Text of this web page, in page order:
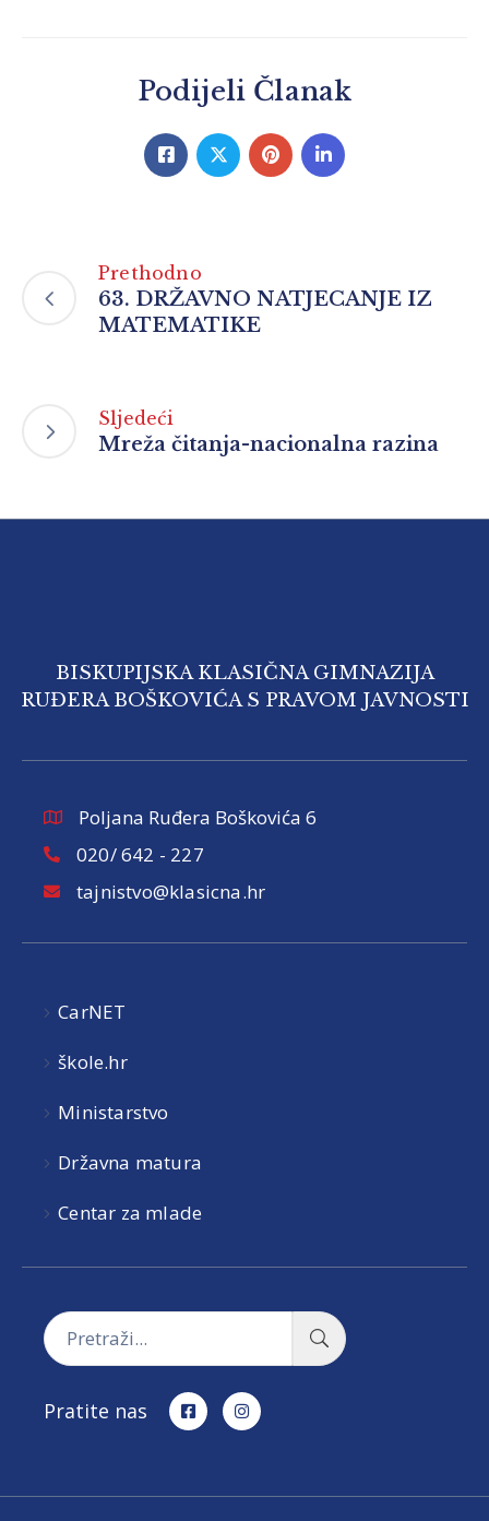
Podijeli Članak
Prethodno
63. DRŽAVNO NATJECANJE IZ
MATEMATIKE
Sljedeći
Mreža čitanja-nacionalna razina
BISKUPIJSKA KLASIČNA GIMNAZIJA
RUĐERA BOŠKOVIĆA S PRAVOM JAVNOSTI
Poljana Ruđera Boškovića 6
020/ 642 - 227
tajnistvo@klasicna.hr
CarNET
škole.hr
Ministarstvo
Državna matura
Centar za mlade
Pratite nas